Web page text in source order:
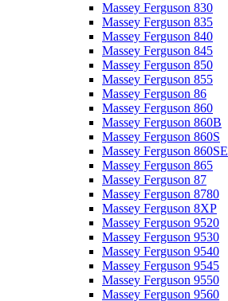
Massey Ferguson 830
Massey Ferguson 835
Massey Ferguson 840
Massey Ferguson 845
Massey Ferguson 850
Massey Ferguson 855
Massey Ferguson 86
Massey Ferguson 860
Massey Ferguson 860B
Massey Ferguson 860S
Massey Ferguson 860SE
Massey Ferguson 865
Massey Ferguson 87
Massey Ferguson 8780
Massey Ferguson 8XP
Massey Ferguson 9520
Massey Ferguson 9530
Massey Ferguson 9540
Massey Ferguson 9545
Massey Ferguson 9550
Massey Ferguson 9560